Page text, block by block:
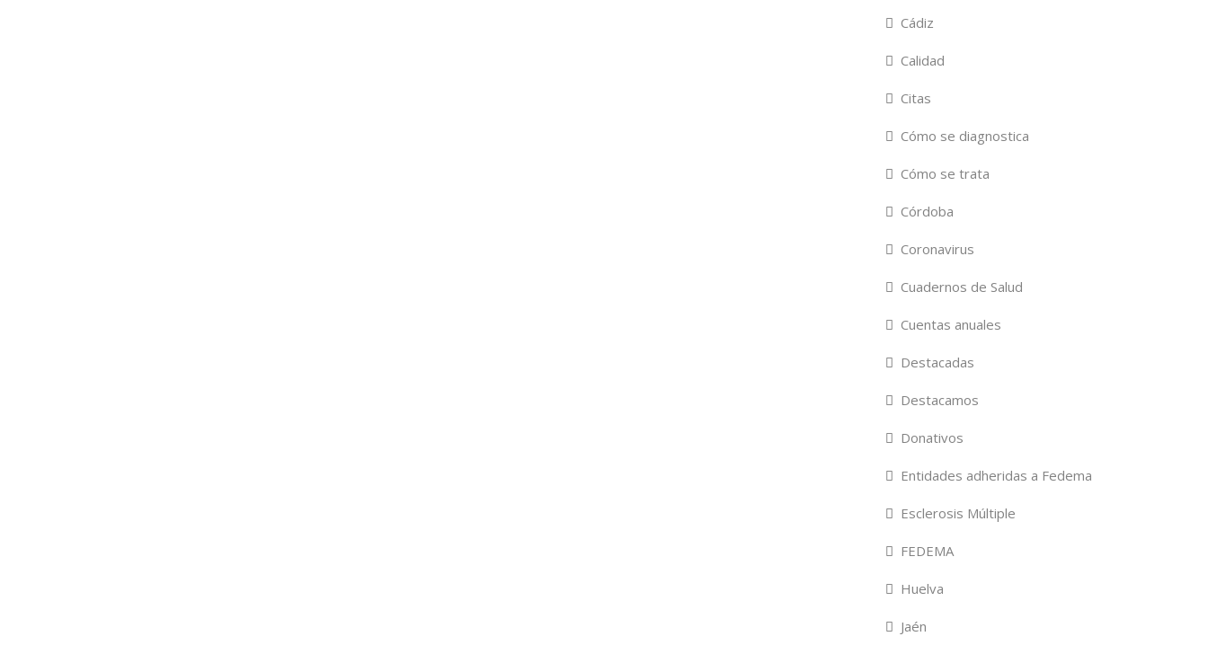
Cádiz
Calidad
Citas
Cómo se diagnostica
Cómo se trata
Córdoba
Coronavirus
Cuadernos de Salud
Cuentas anuales
Destacadas
Destacamos
Donativos
Entidades adheridas a Fedema
Esclerosis Múltiple
FEDEMA
Huelva
Jaén